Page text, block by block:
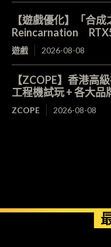
【遊戲優化】「合
Reincarnation
遊戲 2026-08-08
【ZCOPE】香港高
工程機試玩 + 各大品
ZCOPE 2026-08-08